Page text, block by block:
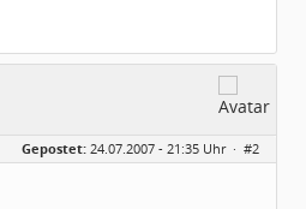
Gepostet: 24.07.2007 - 21:35 Uhr · #2